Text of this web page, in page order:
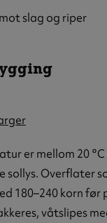
slag og riper
er mellom 20 °C
sollys. Overflater
180–240 korn før
våtslipes